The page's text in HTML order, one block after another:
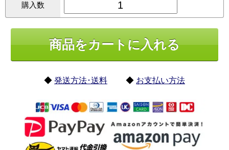
購入数
◆ 発送方法･送料 ◆ お支払い方法